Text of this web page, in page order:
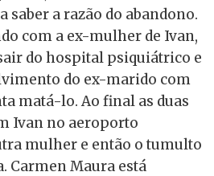
saber a razão do abandono.
com a ex-mulher de Ivan,
do hospital psiquiátrico e
do ex-marido com
matá-lo. Ao final as duas
Ivan no aeroporto
mulher e então o tumulto
Carmen Maura está